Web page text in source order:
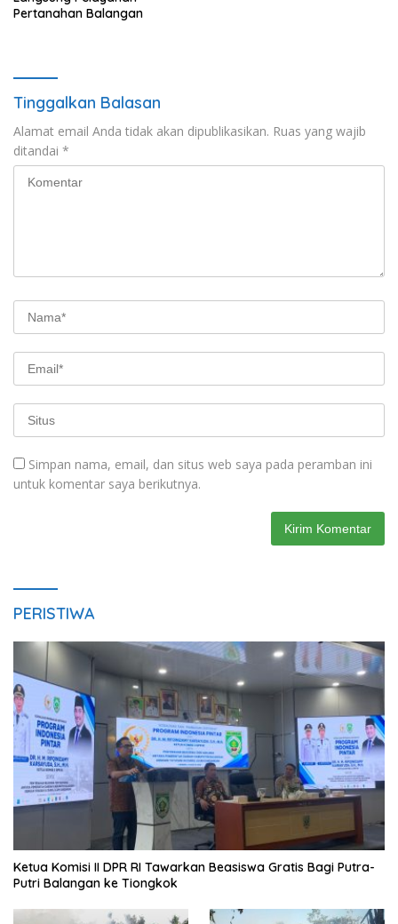
Pertanahan Balangan
Tinggalkan Balasan
Alamat email Anda tidak akan dipublikasikan. Ruas yang wajib
ditandai *
Simpan nama, email, dan situs web saya pada peramban ini
untuk komentar saya berikutnya.
PERISTIWA
Ketua Komisi II DPR RI Tawarkan Beasiswa Gratis Bagi Putra-
Putri Balangan ke Tiongkok